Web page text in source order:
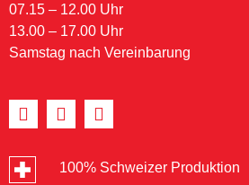
07.15 – 12.00 Uhr
13.00 – 17.00 Uhr
Samstag nach Vereinbarung
100% Schweizer Produktion